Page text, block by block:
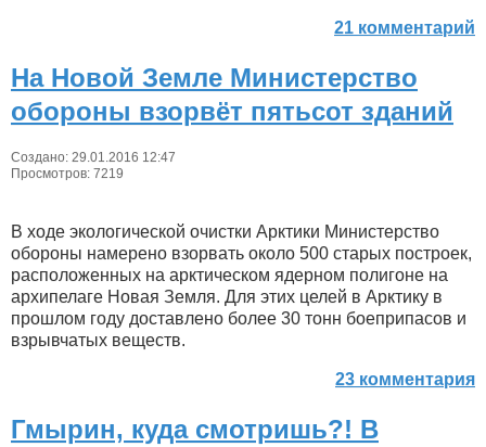
21 комментарий
На Новой Земле Министерство
обороны взорвёт пятьсот зданий
Создано: 29.01.2016 12:47
Просмотров: 7219
В ходе экологической очистки Арктики Министерство
обороны намерено взорвать около 500 старых построек,
расположенных на арктическом ядерном полигоне на
архипелаге Новая Земля. Для этих целей в Арктику в
прошлом году доставлено более 30 тонн боеприпасов и
взрывчатых веществ.
23 комментария
Гмырин, куда смотришь?! В